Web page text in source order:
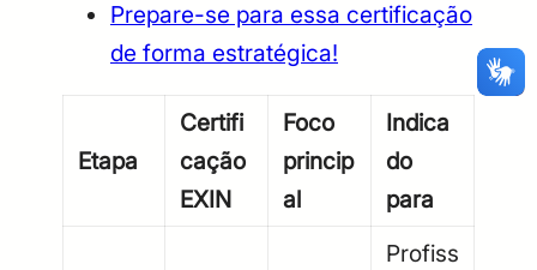
CPF Email
CPF
Prepare-se para essa certificação
de forma estratégica!
Etapa
Certifi
cação
EXIN
Foco
princip
al
Indica
do
para
Profiss